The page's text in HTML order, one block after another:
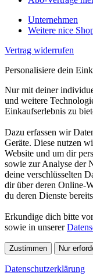
Unternehmen
Weitere nice
Vertrag widerrufen
Personalisiere dein
Nur mit deiner
und weitere
Einkaufserlebnis zu
Dazu erfassen wir
Geräte. Diese nutzen
Website und um dir
sowie zur Analyse der
deine verschlüsselten
dir über deren Online-
du deren Dienste
Erkundige dich bitte
sowie in unserer
Zustimmen Nur
Datenschutzerklärung